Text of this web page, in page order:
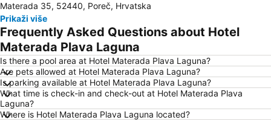
Amfiteatar
Ambrela
Villas Rubin
Glavna železnička stanica Trst
Slovenska Obala
Laguna Stella Maris
Luka Trst
Obala maršala Tita
Delfin
FKK Ulika
Istrian Riviera
AC Zelena Laguna
Stari Grad
Materada 35, 52440, Poreč, Hrvatska
Prikaži više
Frequently Asked Questions about Hotel
Materada Plava Laguna
Is there a pool area at Hotel Materada Plava Laguna?
Are pets allowed at Hotel Materada Plava Laguna?
Is parking available at Hotel Materada Plava Laguna?
What time is check-in and check-out at Hotel Materada Plava
Laguna?
Where is Hotel Materada Plava Laguna located?